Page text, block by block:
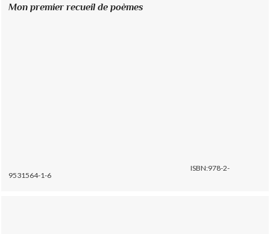
Mon premier recueil de poèmes
ISBN:978-2-
9531564-1-6